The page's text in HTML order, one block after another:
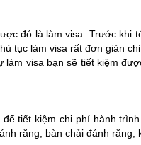
đó là làm visa. Trước khi
tục làm visa rất đơn giản
visa bạn sẽ tiết kiệm
tiết kiệm chi phí hành
răng, bàn chải đánh